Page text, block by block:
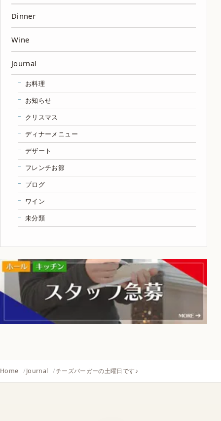
Dinner
Wine
Journal
お料理
お知らせ
クリスマス
ディナーメニュー
デザート
フレンチお節
ブログ
ワイン
未分類
Home Journal チーズバーガーの土曜日です♪